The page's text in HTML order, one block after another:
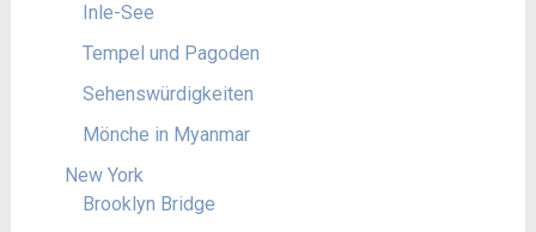
Inle-See
Tempel und Pagoden
Sehenswürdigkeiten
Mönche in Myanmar
New York
Brooklyn Bridge